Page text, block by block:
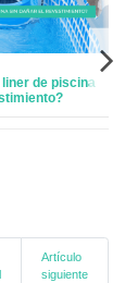
Los problemas
piscinas de
Artículo
siguiente